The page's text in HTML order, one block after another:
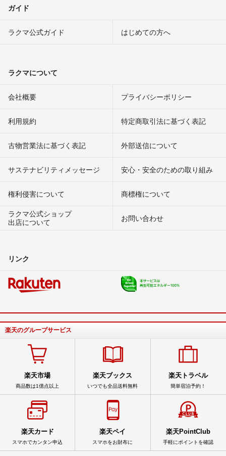
ガイド
ラクマ公式ガイド はじめての方へ
ラクマについて
会社概要 プライバシーポリシー
利用規約 特定商取引法に基づく表記
古物営業法に基づく表記 外部送信について
サステナビリティメッセージ 安心・安全のための取り組み
権利侵害について
商標権について
ラクマ公式ショップ
出店について
お問い合わせ
リンク
楽天のグループサービス
楽天市場
商品数は1億点以上
楽天ブックス
いつでも全品送料無料
楽天トラベル
簡単宿泊予約！
楽天カード
スマホでカンタン申込
楽天ペイ
スマホをお財布に
楽天PointClub
手軽にポイントを確認